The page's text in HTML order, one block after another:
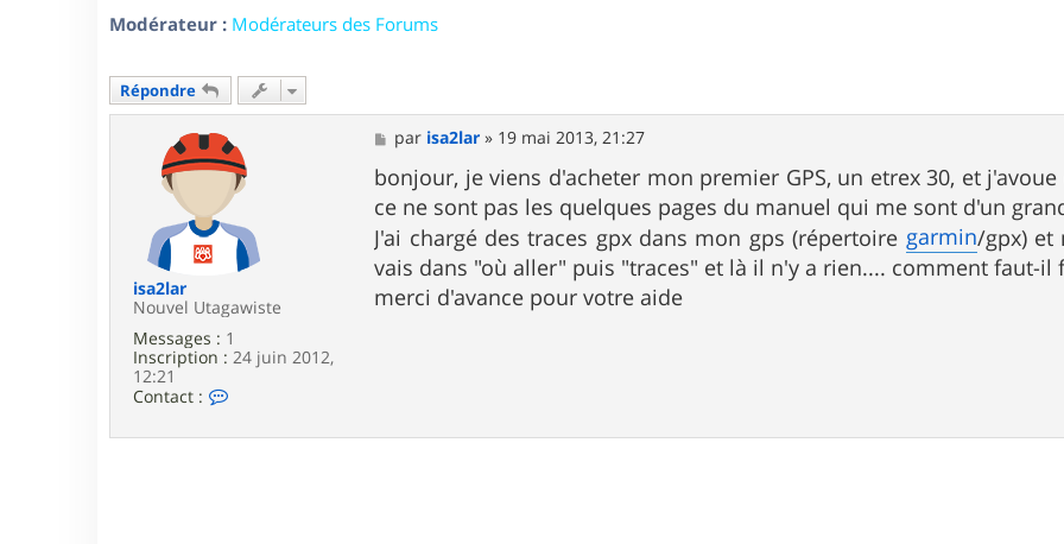
Modérateur : Modérateurs des Forums
Répondre
isa2lar
Nouvel Utagawiste
Messages : 1
Inscription : 24 juin 2012,
12:21
Contact :
M
e
s
s
a
g
e
par isa2lar » 19 mai 2013, 21:27
bonjour, je viens d'acheter mon premier GPS, un etrex 30, et
ce ne sont pas les quelques pages du manuel qui me sont d'un
J'ai chargé des traces gpx dans mon gps (répertoire garmin/gpx) et
vais dans "où aller" puis "traces" et là il n'y a rien.... comment faut-il
merci d'avance pour votre aide